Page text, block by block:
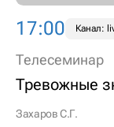
17:00 Канал:
Телесеминар
Тревожные
Захаров С.Г.